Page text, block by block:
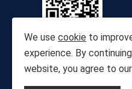
We use cookie to
experience. By
website, you agree to